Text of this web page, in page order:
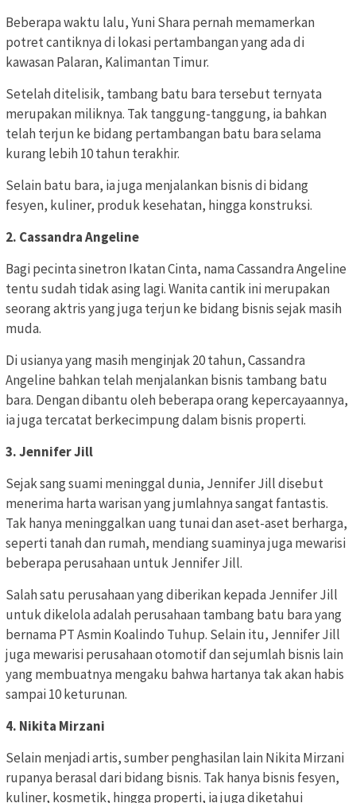
Beberapa waktu lalu, Yuni Shara pernah memamerkan
potret cantiknya di lokasi pertambangan yang ada di
kawasan Palaran, Kalimantan Timur.
Setelah ditelisik, tambang batu bara tersebut ternyata
merupakan miliknya. Tak tanggung-tanggung, ia bahkan
telah terjun ke bidang pertambangan batu bara selama
kurang lebih 10 tahun terakhir.
Selain batu bara, ia juga menjalankan bisnis di bidang
fesyen, kuliner, produk kesehatan, hingga konstruksi.
2. Cassandra Angeline
Bagi pecinta sinetron Ikatan Cinta, nama Cassandra Angeline
tentu sudah tidak asing lagi. Wanita cantik ini merupakan
seorang aktris yang juga terjun ke bidang bisnis sejak masih
muda.
Di usianya yang masih menginjak 20 tahun, Cassandra
Angeline bahkan telah menjalankan bisnis tambang batu
bara. Dengan dibantu oleh beberapa orang kepercayaannya,
ia juga tercatat berkecimpung dalam bisnis properti.
3. Jennifer Jill
Sejak sang suami meninggal dunia, Jennifer Jill disebut
menerima harta warisan yang jumlahnya sangat fantastis.
Tak hanya meninggalkan uang tunai dan aset-aset berharga,
seperti tanah dan rumah, mendiang suaminya juga mewarisi
beberapa perusahaan untuk Jennifer Jill.
Salah satu perusahaan yang diberikan kepada Jennifer Jill
untuk dikelola adalah perusahaan tambang batu bara yang
bernama PT Asmin Koalindo Tuhup. Selain itu, Jennifer Jill
juga mewarisi perusahaan otomotif dan sejumlah bisnis lain
yang membuatnya mengaku bahwa hartanya tak akan habis
sampai 10 keturunan.
4. Nikita Mirzani
Selain menjadi artis, sumber penghasilan lain Nikita Mirzani
rupanya berasal dari bidang bisnis. Tak hanya bisnis fesyen,
kuliner, kosmetik, hingga properti, ia juga diketahui